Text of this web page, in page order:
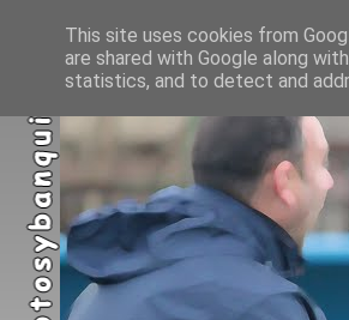
This site uses cookies from
are shared with Google along
statistics, and to detect and